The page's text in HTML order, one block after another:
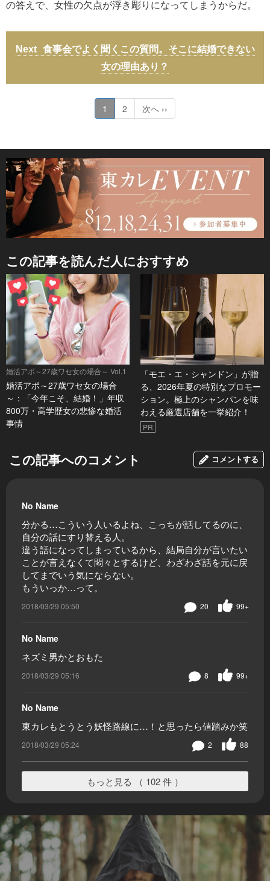
の答えで、女性の欠点が浮き彫りになってしまうからだ。
食事会でよく聞くこの質問。そこに結婚できない
女の理由あり？
1 2 次へ ››
この記事を読んだ人におすすめ
婚活アポ～27歳ワセ女の場合～ Vol.1
婚活アポ～27歳ワセ女の場合
～：「今年こそ、結婚！」年収
800万・高学歴女の悲惨な婚活
事情
「モエ・エ・シャンドン」が贈
る、2026年夏の特別なプロモー
ション。極上のシャンパンを味
わえる厳選店舗を一挙紹介！
PR
この記事へのコメント コメントする
No Name
分かる…こういう人いるよね、こっちが話してるのに、
自分の話にすり替える人。
違う話になってしまっているから、結局自分が言いたい
ことが言えなくて悶々とするけど、わざわざ話を元に戻
してまでいう気にならない。
もういっか…って。
2018/03/29 05:50 99+
20
No Name
ネズミ男かとおもた
2018/03/29 05:16 99+
8
No Name
東カレもとうとう妖怪路線に…！と思ったら値踏みか笑
2018/03/29 05:24 88
2
もっと見る （ 102 件 ）